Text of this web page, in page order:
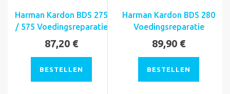
Harman Kardon BDS 275
/ 575 Voedingsreparatie
87,20 €
BESTELLEN
Harman Kardon BDS 280
Voedingsreparatie
89,90 €
BESTELLEN